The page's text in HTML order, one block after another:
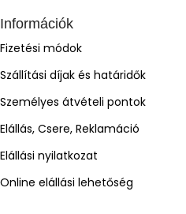
Információk
Fizetési módok
Szállítási díjak és határidők
Személyes átvételi pontok
Elállás, Csere, Reklamáció
Elállási nyilatkozat
Online elállási lehetőség